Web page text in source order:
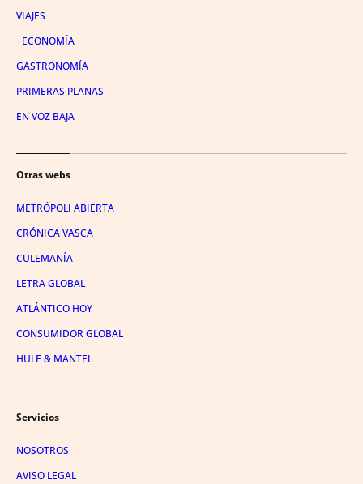
VIAJES
+ECONOMÍA
GASTRONOMÍA
PRIMERAS PLANAS
EN VOZ BAJA
Otras webs
METRÓPOLI ABIERTA
CRÓNICA VASCA
CULEMANÍA
LETRA GLOBAL
ATLÁNTICO HOY
CONSUMIDOR GLOBAL
HULE & MANTEL
Servicios
NOSOTROS
AVISO LEGAL